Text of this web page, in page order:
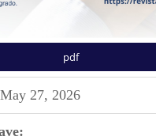
pdf
May 27, 2026